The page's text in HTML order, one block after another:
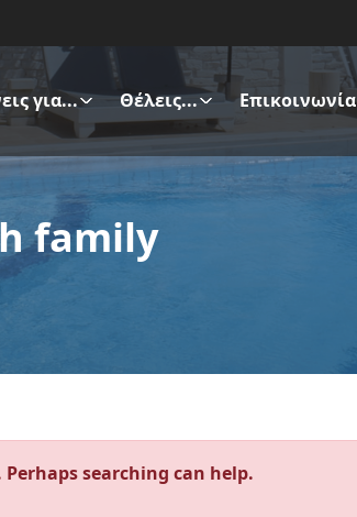
για... Θέλεις... Επικοινωνία
family
searching can help.